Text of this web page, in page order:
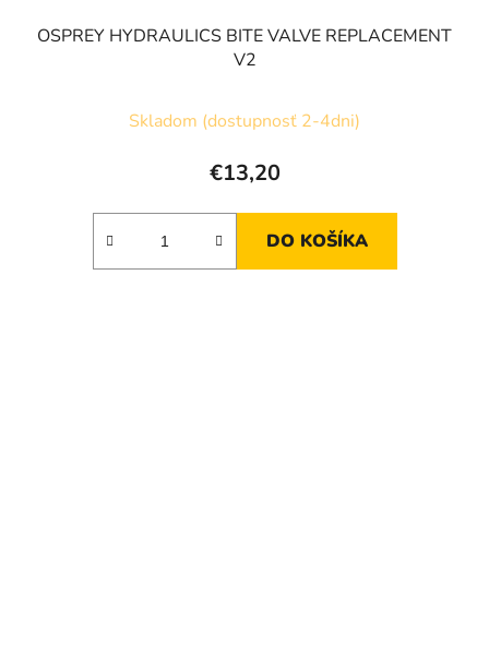
OSPREY HYDRAULICS BITE VALVE REPLACEMENT
V2
Skladom (dostupnosť 2-4dni)
€13,20
DO KOŠÍKA